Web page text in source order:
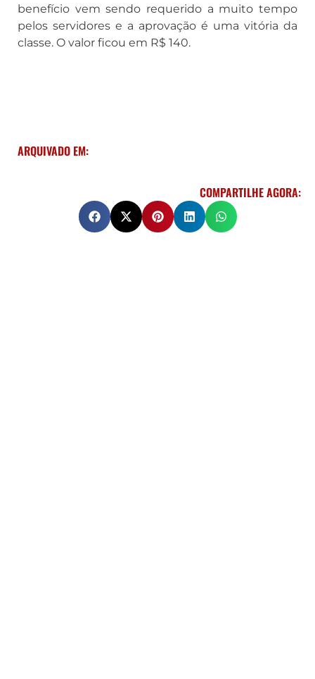
benefício vem sendo requerido a muito tempo
pelos servidores e a aprovação é uma vitória da
classe. O valor ficou em R$ 140.
ARQUIVADO EM:
COMPARTILHE AGORA: